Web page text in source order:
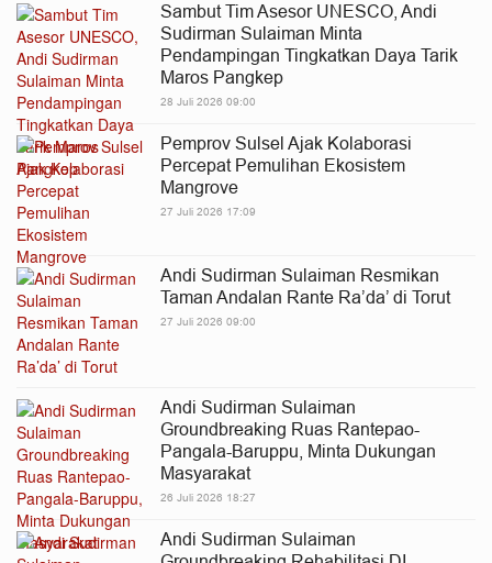
Sambut Tim Asesor UNESCO, Andi
Sudirman Sulaiman Minta
Pendampingan Tingkatkan Daya Tarik
Maros Pangkep
28 Juli 2026 09:00
Pemprov Sulsel Ajak Kolaborasi
Percepat Pemulihan Ekosistem
Mangrove
27 Juli 2026 17:09
Andi Sudirman Sulaiman Resmikan
Taman Andalan Rante Ra’da’ di Torut
27 Juli 2026 09:00
Andi Sudirman Sulaiman
Groundbreaking Ruas Rantepao-
Pangala-Baruppu, Minta Dukungan
Masyarakat
26 Juli 2026 18:27
Andi Sudirman Sulaiman